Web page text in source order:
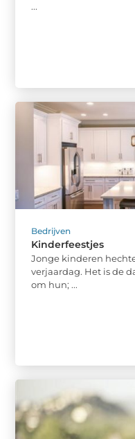
...
Bedrijven
Kinderfeestjes
Jonge kinderen
verjaardag. Het is de
om hun; ...